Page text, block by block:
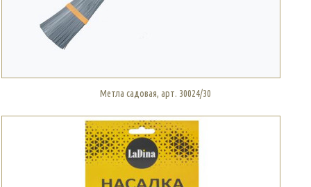
Метла садовая, арт. 30024/30